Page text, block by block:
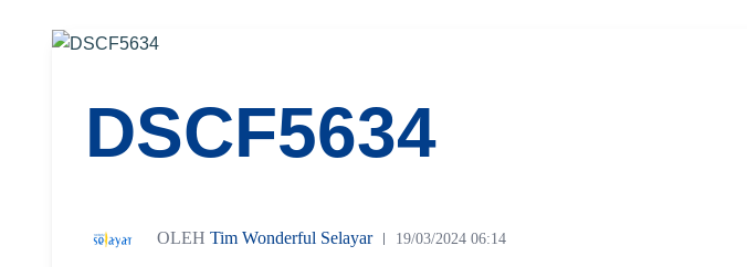
DSCF5634
OLEH Tim Wonderful Selayar 19/03/2024 06:14